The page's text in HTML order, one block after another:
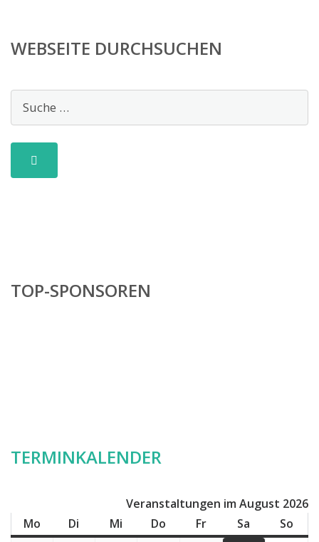
WEBSEITE DURCHSUCHEN
TOP-SPONSOREN
TERMINKALENDER
Veranstaltungen im August 2026
Mo Montag
Di Dienstag
Mi Mittwoch
Do Donnerstag
FrFreitag
Sa Samstag
So